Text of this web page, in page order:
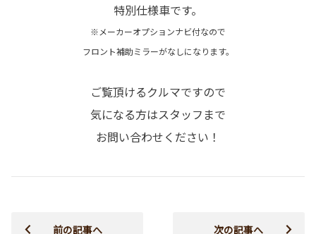
特別仕様車です。
※メーカーオプションナビ付なので
フロント補助ミラーがなしになります。
ご覧頂けるクルマですので
気になる方はスタッフまで
お問い合わせください！
前の記事へ 次の記事へ